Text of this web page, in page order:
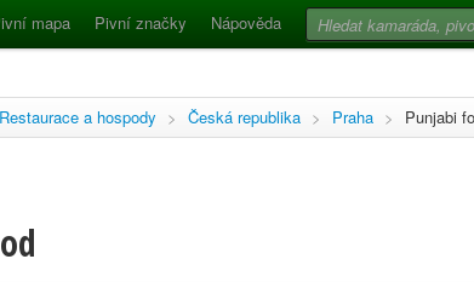
mapa Pivní značky Nápověda
Restaurace a hospody > Česká republika > Praha > Punjabi